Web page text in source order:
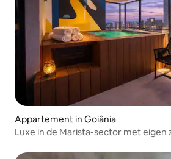
Appartement in Goiânia
Luxe in de Marista-sector met eigen